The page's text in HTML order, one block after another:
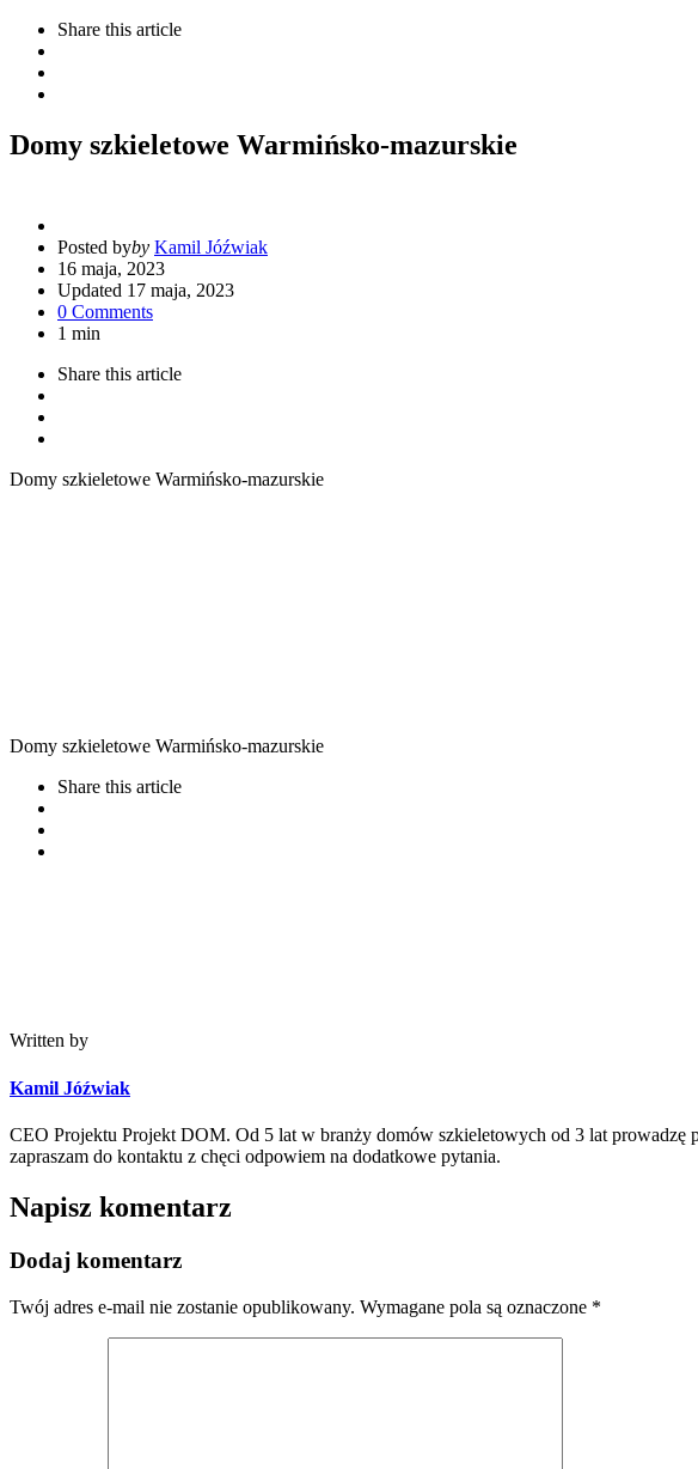
Share this article
Domy szkieletowe Warmińsko-mazurskie
Posted byby Kamil Jóźwiak
16 maja, 2023
Updated 17 maja, 2023
0 Comments
1 min
Share this article
Domy szkieletowe Warmińsko-mazurskie
Domy szkieletowe Warmińsko-mazurskie
Share this article
Written by
Kamil Jóźwiak
CEO Projektu Projekt DOM. Od 5 lat w branży domów szkieletowych od 3 lat prowadzę
zapraszam do kontaktu z chęci odpowiem na dodatkowe pytania.
Napisz komentarz
Dodaj komentarz
Twój adres e-mail nie zostanie opublikowany. Wymagane pola są oznaczone *